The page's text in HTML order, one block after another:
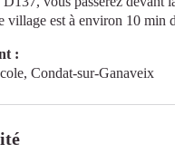
village est à environ 10 min
:
Condat-sur-Ganaveix